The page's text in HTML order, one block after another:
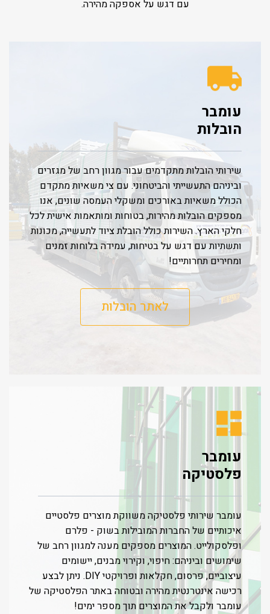
עם דגש על אספקה מהירה.
עומבר
הובלות
שירותי הובלות מתקדמים עבור מגוון רחב של מגזרים
וביניהם התעשייתי והביטחוני. עם צי משאיות מתקדם
הכולל משאיות באורכים ומשקלי העמסה שונים, אנו
מספקים הובלות מהירות, בטוחות ומותאמות אישית לכל
חלקי הארץ. השירות כולל הובלת ציוד לתעשייה, מכונות
ותשתיות עם דגש על בטיחות, עמידה בלוחות זמנים
ומחירים תחרותיים!
לאתר הובלות
עומבר
פלסטיקה
עומבר שירותי פלסטיקה משווקת מוצרים פלסטיים
איכותיים של החברות המובילות בשוק - פלרם
ופלסקולייט. המוצרים מספקים מענה למגוון רחב של
שימושים וביניהם: חיפוי, וקירוי מבנים, יישומים
עיצוביים, פרסום, חקלאות ופרויקטי DIY. ניתן לבצע
רכישה אינטרנטית מהירה ובטוחה באתר הפלסטיקה של
עומבר ולקבל את המוצרים תוך מספר ימים!